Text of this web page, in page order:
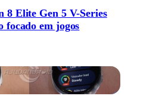
8 Elite Gen 5 V-Series
focado em jogos